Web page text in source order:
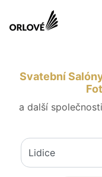
Svatební
a další